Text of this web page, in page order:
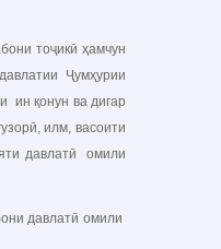
тоҷикӣ ҳамчун
Ҷумҳурии
ин қонун ва дигар
илм, васоити
давлатӣ омили
давлатӣ омили